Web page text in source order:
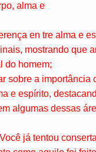
alma e
en tre alma e
mostrando que
do homem;
sobre a importância
e espírito,
algumas dessas
Você já tentou